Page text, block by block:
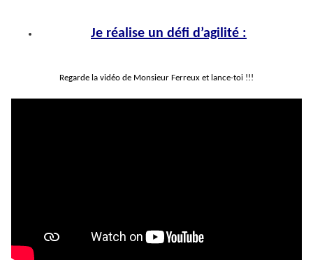
Je réalise un défi d’agilité :
Regarde la vidéo de Monsieur Ferreux et lance-toi !!!